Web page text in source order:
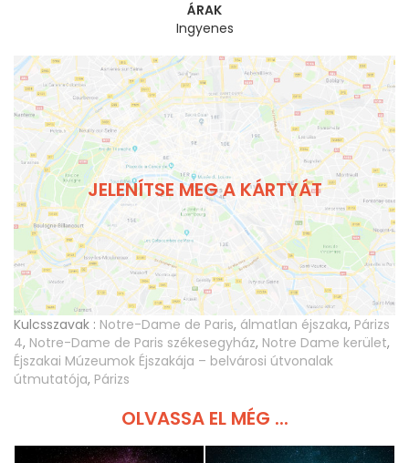
ÁRAK
Ingyenes
JELENÍTSE MEG A KÁRTYÁT
Kulcsszavak : Notre-Dame de Paris, álmatlan éjszaka, Párizs
4, Notre-Dame de Paris székesegyház, Notre Dame kerület,
Éjszakai Múzeumok Éjszakája – belvárosi útvonalak
útmutatója, Párizs
OLVASSA EL MÉG ...